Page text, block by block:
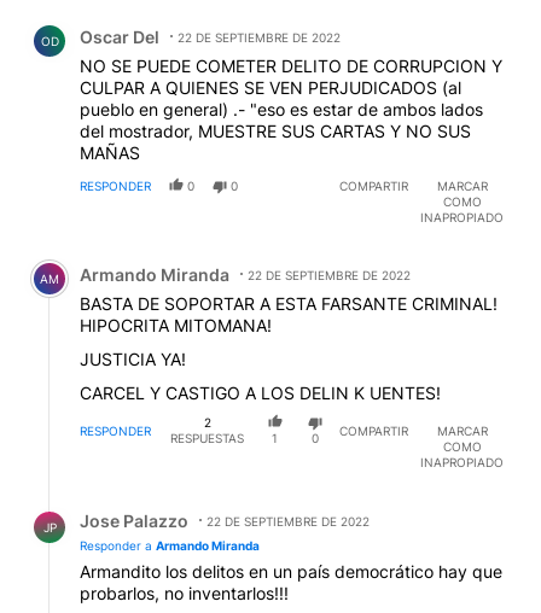
OD Oscar Del 22 DE SEPTIEMBRE DE 2022
NO SE PUEDE COMETER DELITO DE CORRUPCION Y
CULPAR A QUIENES SE VEN PERJUDICADOS (al
pueblo en general) .- "eso es estar de ambos lados
del mostrador, MUESTRE SUS CARTAS Y NO SUS
MAÑAS
RESPONDER 0 0 COMPARTIR
MARCAR
COMO
INAPROPIADO
Comentario de Armando Miranda.
AM Armando Miranda 22 DE SEPTIEMBRE DE 2022
BASTA DE SOPORTAR A ESTA FARSANTE CRIMINAL!
HIPOCRITA MITOMANA!
JUSTICIA YA!
CARCEL Y CASTIGO A LOS DELIN K UENTES!
RESPONDER
2
RESPUESTAS
1 0
COMPARTIR
MARCAR
COMO
INAPROPIADO
JP Jose Palazzo
22 DE SEPTIEMBRE DE 2022
Responder a Armando Miranda
Armandito los delitos en un país democrático hay que
probarlos, no inventarlos!!!